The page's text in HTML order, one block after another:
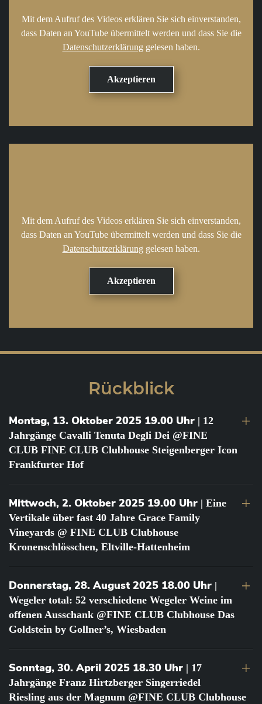
Mit dem Aufruf des Videos erklären Sie sich einverstanden,
dass Daten an YouTube übermittelt werden und dass Sie die
Datenschutzerklärung gelesen haben.
Mit dem Aufruf des Videos erklären Sie sich einverstanden,
dass Daten an YouTube übermittelt werden und dass Sie die
Datenschutzerklärung gelesen haben.
Rückblick
Montag, 13. Oktober 2025 19.00 Uhr | 12
Jahrgänge Cavalli Tenuta Degli Dei @FINE
CLUB FINE CLUB Clubhouse Steigenberger Icon
Frankfurter Hof
Mittwoch, 2. Oktober 2025 19.00 Uhr | Eine
Vertikale über fast 40 Jahre Grace Family
Vineyards @ FINE CLUB Clubhouse
Kronenschlösschen, Eltville-Hattenheim
Donnerstag, 28. August 2025 18.00 Uhr |
Wegeler total: 52 verschiedene Wegeler Weine im
offenen Ausschank @FINE CLUB Clubhouse Das
Goldstein by Gollner’s, Wiesbaden
Sonntag, 30. April 2025 18.30 Uhr | 17
Jahrgänge Franz Hirtzberger Singerriedel
Riesling aus der Magnum @FINE CLUB Clubhouse